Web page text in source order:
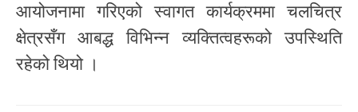
आयोजनामा गरिएको स्वागत कार्यक्रममा चलचित्र
क्षेत्रसँग आबद्ध विभिन्न व्यक्तित्वहरूको उपस्थिति
रहेको थियो ।